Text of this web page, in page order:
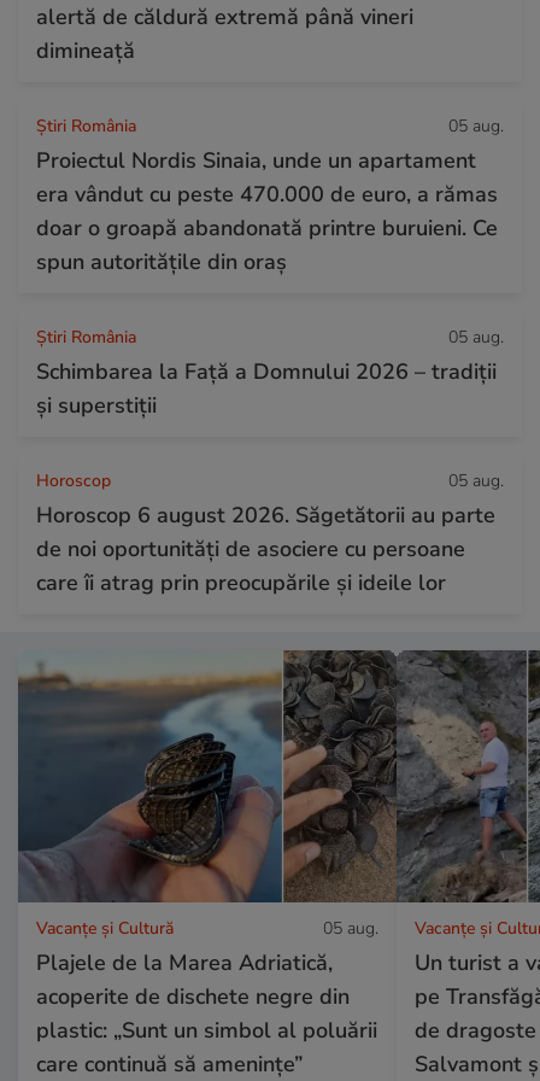
alertă de căldură extremă până vineri
dimineață
Știri România 05 aug.
Proiectul Nordis Sinaia, unde un apartament
era vândut cu peste 470.000 de euro, a rămas
doar o groapă abandonată printre buruieni. Ce
spun autoritățile din oraș
Știri România 05 aug.
Schimbarea la Față a Domnului 2026 – tradiții
și superstiții
Horoscop 05 aug.
Horoscop 6 august 2026. Săgetătorii au parte
de noi oportunități de asociere cu persoane
care îi atrag prin preocupările și ideile lor
Vacanțe și Cultură 05 aug.
Plajele de la Marea Adriatică,
acoperite de dischete negre din
plastic: „Sunt un simbol al poluării
care continuă să amenințe”
Vacanțe și
Un turist a
pe
de dragoste
Salvamont